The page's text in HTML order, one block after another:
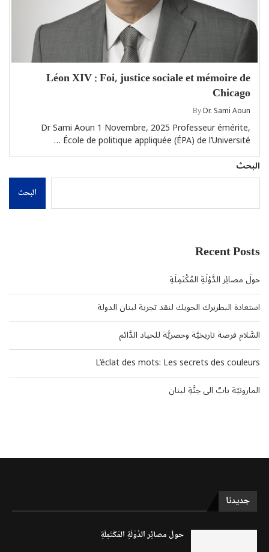
Léon XIV : Foi, justice sociale et mémoire de
Chicago
ByDr. Sami Aoun
Dr Sami Aoun 1 Novembre, 2025 Professeur émérite,
École de politique appliquée (ÉPA) de l’Université …
البحث
البحث
Recent Posts
حولَ مصائِر الدَّوْلَةِ المُكْتَمِلَةِ
استعادة البطريرك الحويك لنقد تجربة لبنان الدولة
السَّلام فرصة تاريخيَّة وحصريَّة للحياد الدَّائم
L’éclat des mots: Les secrets des couleurs
المارونيّة بابٌ الى جنَّةِ لبنان
جديدنا
حولَ مصائِر الدَّوْلَةِ المُكْتَمِلَةِ